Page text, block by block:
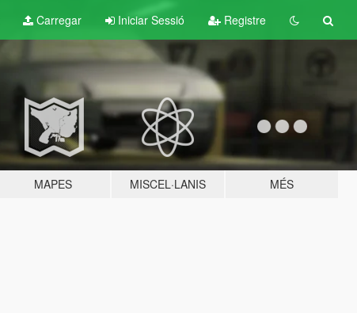
Carregar Iniciar Sessió Registre
MAPES MISCEL·LANIS MÉS